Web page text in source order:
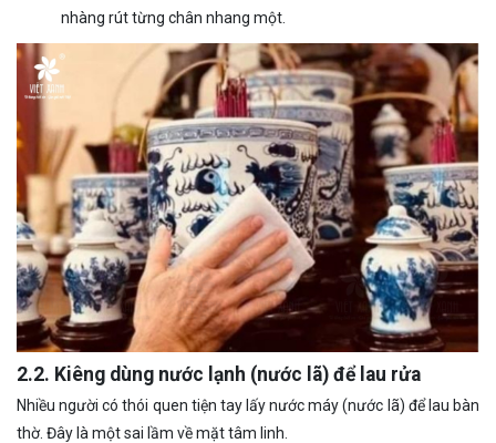
nhàng rút từng chân nhang một.
2.2. Kiêng dùng nước lạnh (nước lã) để lau rửa
Nhiều người có thói quen tiện tay lấy nước máy (nước lã) để lau bàn
thờ. Đây là một sai lầm về mặt tâm linh.